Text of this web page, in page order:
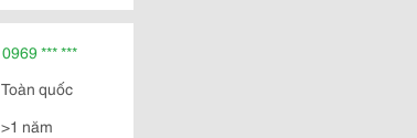
0969 *** ***
Toàn quốc
>1 năm